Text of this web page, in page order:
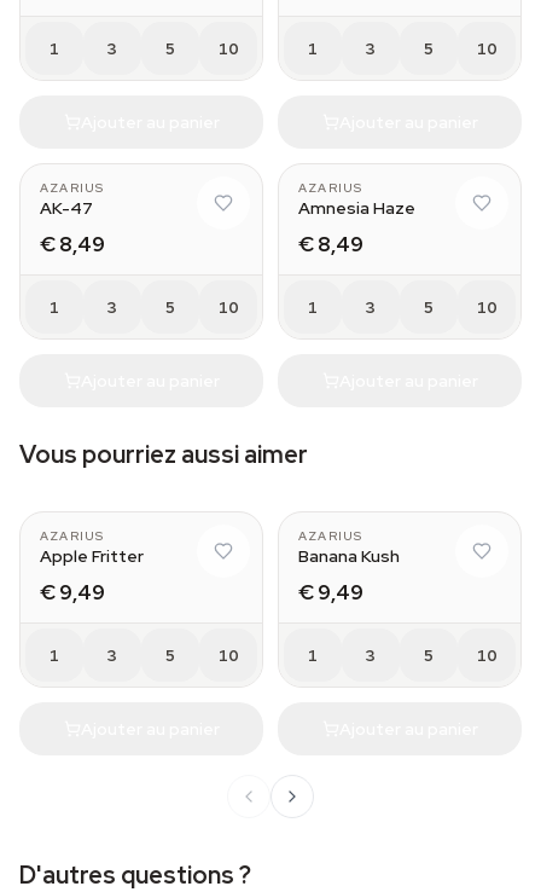
1 3 5 10 1 3 5 10
AZARIUS
AK-47
€ 8,49
1 3 5 10
AZARIUS
Amnesia Haze
€ 8,49
1 3 5 10
Vous pourriez aussi aimer
AZARIUS
Apple Fritter
€ 9,49
1 3 5 10
AZARIUS
Banana Kush
€ 9,49
1 3 5 10
D'autres questions ?